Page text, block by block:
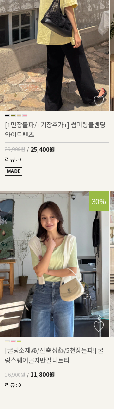
[1만장돌파/+기장추가+] 썸머링클밴딩
와이드팬츠
29,900원 / 25,400원
리뷰 : 0
30%
[쿨링소재🧊/신축성👍/5천장돌파!] 쿨
링스퀘어골지반팔니트티
16,900원 / 11,800원
리뷰 : 0